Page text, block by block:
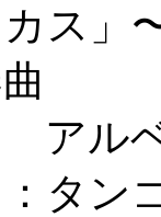
ス」
ル
タン